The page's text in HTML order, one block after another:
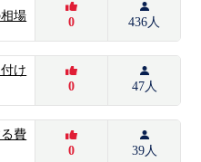
場 0 436人
け
0 47人
費
0 39人